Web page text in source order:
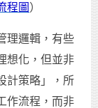
程圖 ）
理邏輯，有些
想化，但並非
計策略」，所
作流程，而非